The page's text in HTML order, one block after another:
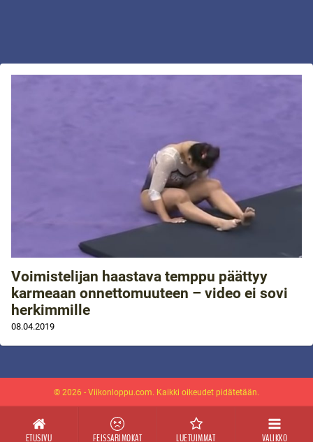
ETUSIVU FEISSARIMOKAT LUETUIMMAT VALIKKO
Voimistelijan haastava temppu päättyy
karmeaan onnettomuuteen – video ei sovi
herkimmille
08.04.2019
© 2026 - Viikonloppu.com. Kaikki oikeudet pidätetään.